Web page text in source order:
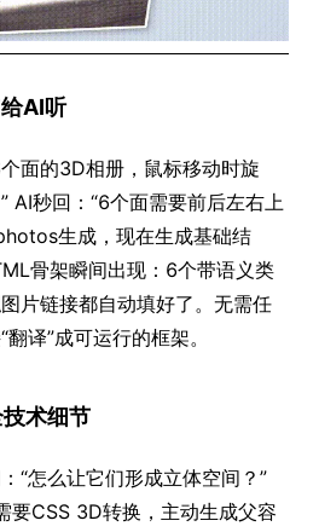
AI听
面的3D相册，鼠标移动时旋
AI秒回：“6个面需要前后左右上
生成，现在生成基础结
骨架瞬间出现：6个带语义类
片链接都自动填好了。无需任
译”成可运行的框架。
术细节
“怎么让它们形成立体空间？”
要CSS 3D转换，主动生成父容